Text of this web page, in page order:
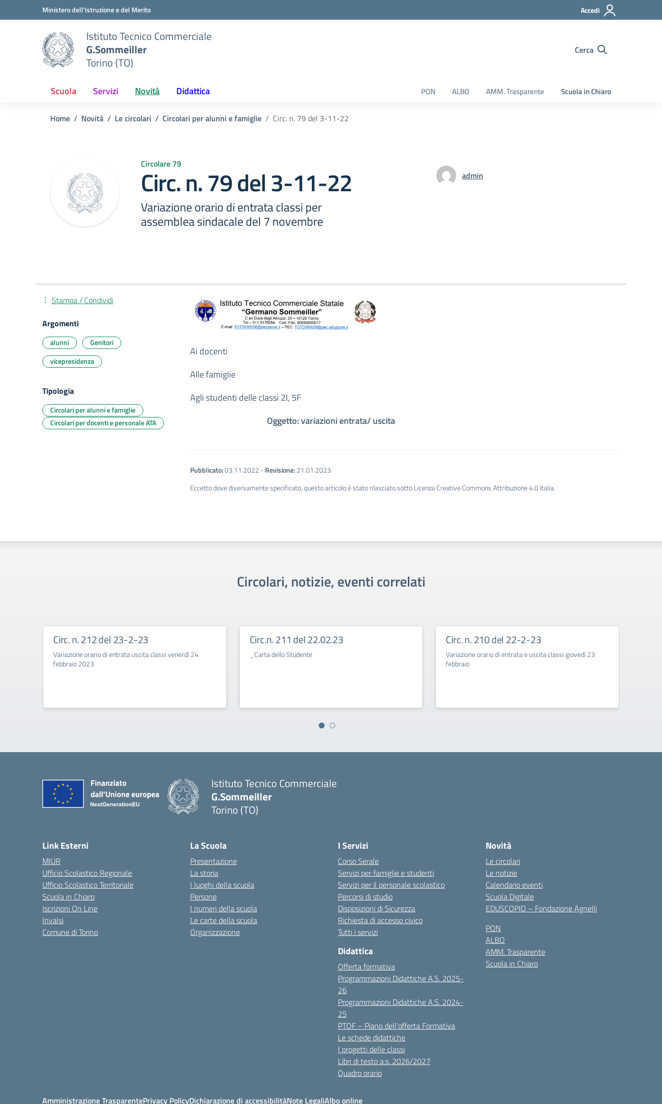
Vai ai contenuti
Vai al menu di navigazioneMinistero dell'Istruzione e del Merito Accedi
Istituto Tecnico Commerciale
G.Sommeiller
Torino (TO)
Cerca
Scuola Servizi Novità Didattica PON ALBO AMM. Trasparente Scuola in Chiaro
Home Novità Le circolari Circolari per alunni e famiglie Circ. n. 79 del 3-11-22
Circolare 79
Circ. n. 79 del 3-11-22
Variazione orario di entrata classi per
assemblea sindacale del 7 novembre
admin
Ai docenti
Alle famiglie
Agli studenti delle classi 2I, 5F
Oggetto: variazioni entrata/ uscita
Pubblicato:03.11.2022 -Revisione:21.01.2023
Eccetto dove diversamente specificato, questo articolo è stato rilasciato sotto Licenza Creative Commons Attribuzione 4.0 Italia.
Stampa / Condividi
Argomenti
alunni
Genitori
vicepresidenza
Tipologia
Circolari per alunni e famiglie
Circolari per docenti e personale ATA
Circolari, notizie, eventi correlati
Circ. n. 212 del 23-2-23
Variazione orario di entrata uscita classi venerdì 24
febbraio 2023
Circ.n. 211 del 22.02.23
_Carta dello Studente
Circ. n. 210 del 22-2-23
Variazione orario di entrata e uscita classi giovedì 23
febbraio
Istituto Tecnico Commerciale
G.Sommeiller
Torino (TO)
Link Esterni
MIUR
Ufficio Scolastico Regionale
Ufficio Scolastico Territoriale
Scuola in Chiaro
Iscrizioni On Line
Invalsi
Comune di Torino
La Scuola
Presentazione
La storia
I luoghi della scuola
Persone
I numeri della scuola
Le carte della scuola
Organizzazione
I Servizi
Corso Serale
Servizi per famiglie e studenti
Servizi per il personale scolastico
Percorsi di studio
Disposizioni di Sicurezza
Richiesta di accesso civico
Tutti i servizi
Didattica
Offerta formativa
Programmazioni Didattiche A.S. 2025-
26
Programmazioni Didattiche A.S. 2024-
25
PTOF – Piano dell’offerta Formativa
Le schede didattiche
I progetti delle classi
Libri di testo a.s. 2026/2027
Quadro orario
Novità
Le circolari
Le notizie
Calendario eventi
Scuola Digitale
EDUSCOPIO – Fondazione Agnelli
PON
ALBO
AMM. Trasparente
Scuola in Chiaro
Amministrazione TrasparentePrivacy PolicyDichiarazione di accessibilitàNote LegaliAlbo online